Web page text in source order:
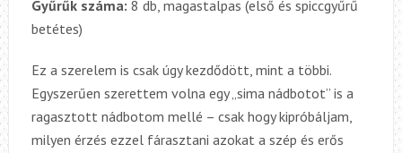
Gyűrűk száma: 8 db, magastalpas (első és spiccgyűrű
betétes)
Ez a szerelem is csak úgy kezdődött, mint a többi.
Egyszerűen szerettem volna egy „sima nádbotot” is a
ragasztott nádbotom mellé – csak hogy kipróbáljam,
milyen érzés ezzel fárasztani azokat a szép és erős